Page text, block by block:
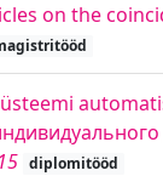
on the
diplomitööd